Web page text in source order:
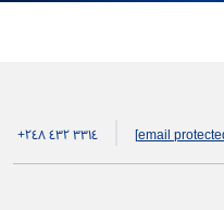
+۲٤۸ ٤۳۲ ۳۳۱٤